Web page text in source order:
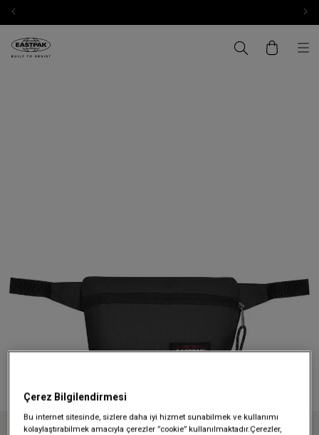
Çerez Bilgilendirmesi
Bu internet sitesinde, sizlere daha iyi hizmet sunabilmek ve kullanımı
kolaylaştırabilmek amacıyla çerezler ”cookie” kullanılmaktadır.Çerezler,